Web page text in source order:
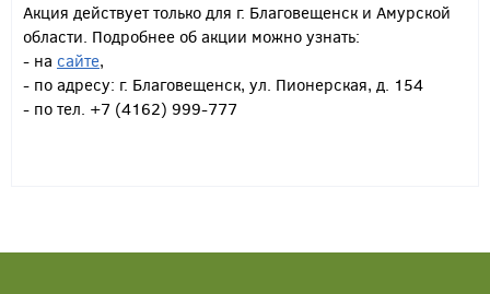
Акция действует только для г. Благовещенск и Амурской
области. Подробнее об акции можно узнать:
- на сайте,
- по адресу: г. Благовещенск, ул. Пионерская, д. 154
- по тел. +7 (4162) 999-777